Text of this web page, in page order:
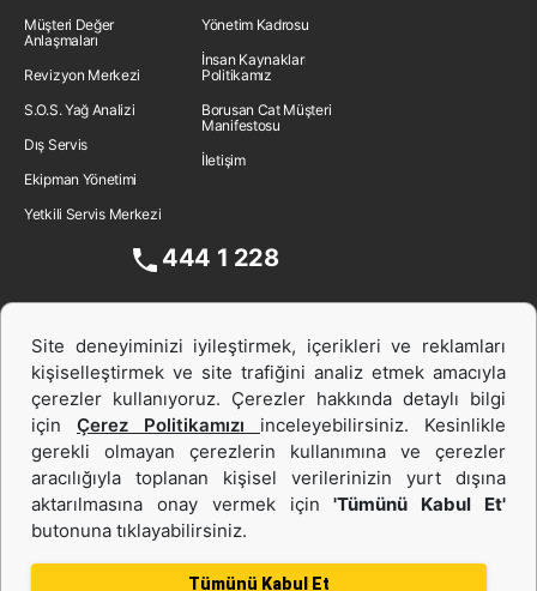
Müşteri Değer
Anlaşmaları
Revizyon Merkezi
S.O.S. Yağ Analizi
Dış Servis
Ekipman Yönetimi
Yetkili Servis Merkezi
Yönetim Kadrosu
İnsan Kaynakları
Politikamız
Borusan Cat Müşteri
Manifestosu
İletişim
444 1 228
İş Makinası ve Güç Sistemleri
İkinci el ve Kiralama
Site deneyiminizi iyileştirmek, içerikleri ve reklamları
kişiselleştirmek ve site trafiğini analiz etmek amacıyla
çerezler kullanıyoruz. Çerezler hakkında detaylı bilgi
için Çerez Politikamızı inceleyebilirsiniz. Kesinlikle
gerekli olmayan çerezlerin kullanımına ve çerezler
aracılığıyla toplanan kişisel verilerinizin yurt dışına
aktarılmasına onay vermek için'Tümünü Kabul Et'
butonuna tıklayabilirsiniz.
Tümünü Kabul Et